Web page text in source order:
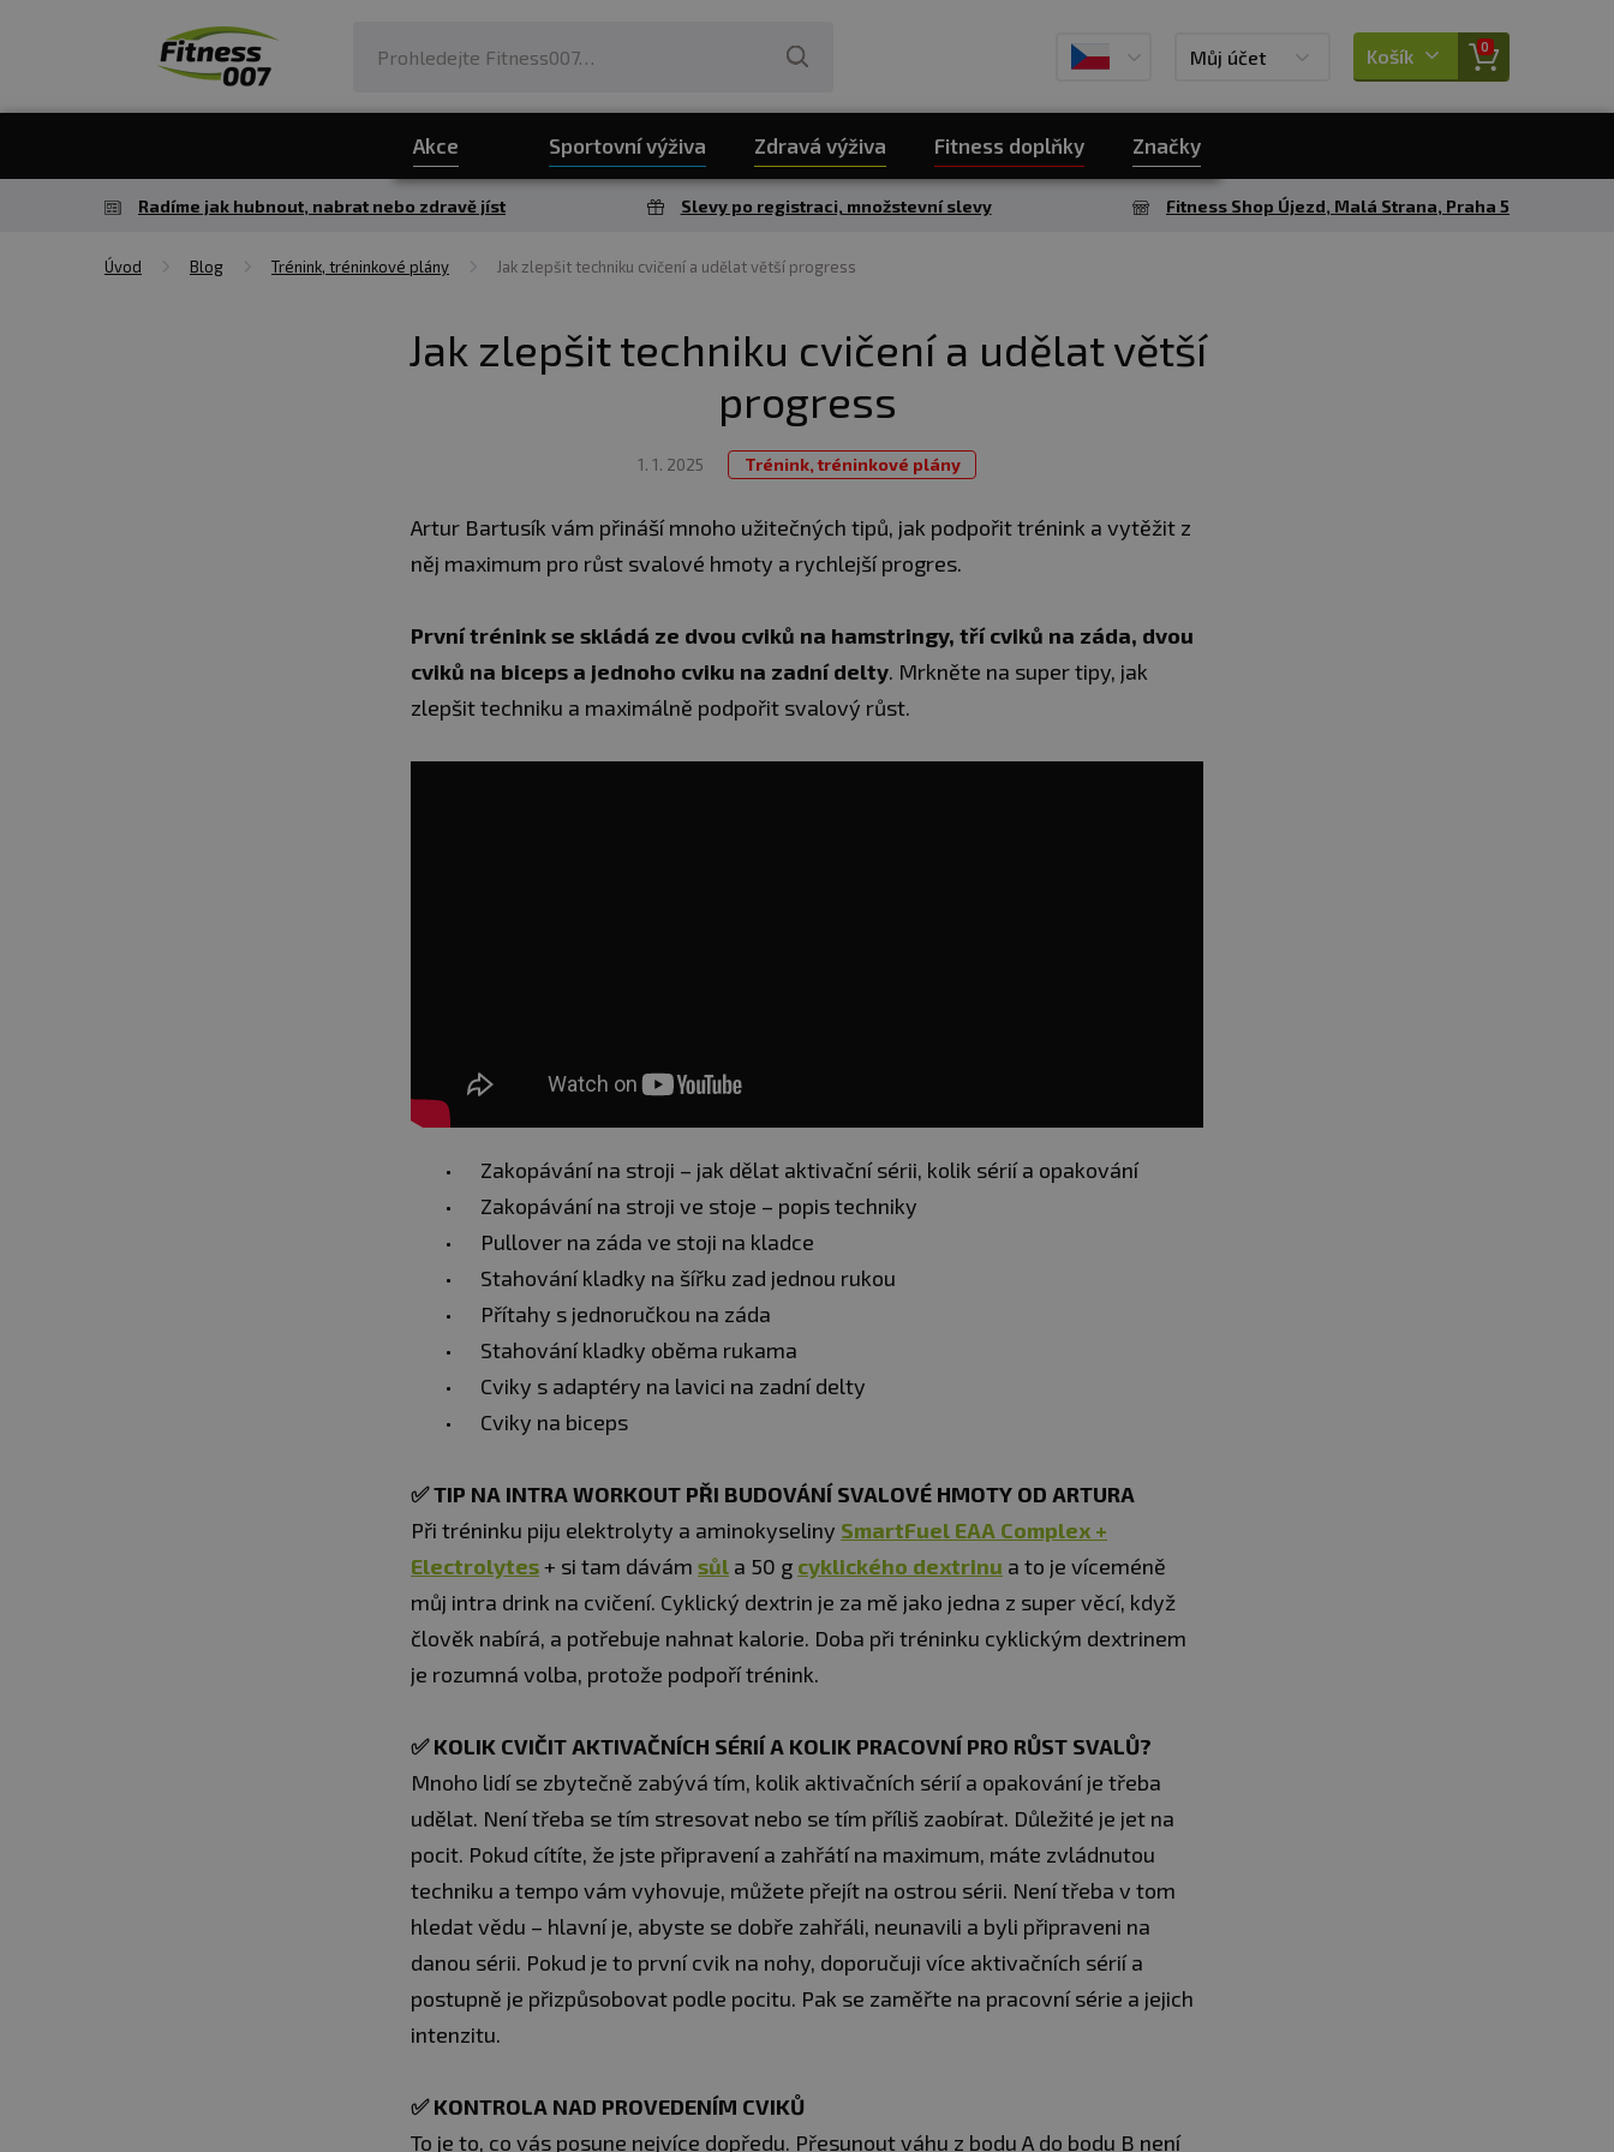
Můj účet Košík 0
Akce Sportovní výživa Zdravá výživa Fitness doplňky Značky
Radíme jak hubnout, nabrat nebo zdravě jíst Slevy po registraci, množstevní slevy Fitness Shop Újezd, Malá Strana, Praha 5
Úvod Blog Trénink, tréninkové plány Jak zlepšit techniku cvičení a udělat větší progress
Jak zlepšit techniku cvičení a udělat větší
progress
1. 1. 2025 Trénink, tréninkové plány
Artur Bartusík vám přináší mnoho užitečných tipů, jak podpořit trénink a vytěžit z
něj maximum pro růst svalové hmoty a rychlejší progres.
První trénink se skládá ze dvou cviků na hamstringy, tří cviků na záda, dvou
cviků na biceps a jednoho cviku na zadní delty. Mrkněte na super tipy, jak
zlepšit techniku a maximálně podpořit svalový růst.
Zakopávání na stroji – jak dělat aktivační sérii, kolik sérií a opakování
Zakopávání na stroji ve stoje – popis techniky
Pullover na záda ve stoji na kladce
Stahování kladky na šířku zad jednou rukou
Přítahy s jednoručkou na záda
Stahování kladky oběma rukama
Cviky s adaptéry na lavici na zadní delty
Cviky na biceps
✅TIP NA INTRA WORKOUT PŘI BUDOVÁNÍ SVALOVÉ HMOTY OD ARTURA
Při tréninku piju elektrolyty a aminokyseliny SmartFuel EAA Complex +
Electrolytes+ si tam dávám sůl a 50 g cyklického dextrinu a to je víceméně
můj intra drink na cvičení. Cyklický dextrin je za mě jako jedna z super věcí, když
člověk nabírá, a potřebuje nahnat kalorie. Doba při tréninku cyklickým dextrinem
je rozumná volba, protože podpoří trénink.
✅KOLIK CVIČIT AKTIVAČNÍCH SÉRIÍ A KOLIK PRACOVNÍ PRO RŮST SVALŮ?
Mnoho lidí se zbytečně zabývá tím, kolik aktivačních sérií a opakování je třeba
udělat. Není třeba se tím stresovat nebo se tím příliš zaobírat. Důležité je jet na
pocit. Pokud cítíte, že jste připravení a zahřátí na maximum, máte zvládnutou
techniku a tempo vám vyhovuje, můžete přejít na ostrou sérii. Není třeba v tom
hledat vědu – hlavní je, abyste se dobře zahřáli, neunavili a byli připraveni na
danou sérii. Pokud je to první cvik na nohy, doporučuji více aktivačních sérií a
postupně je přizpůsobovat podle pocitu. Pak se zaměřte na pracovní série a jejich
intenzitu.
✅KONTROLA NAD PROVEDENÍM CVIKŮ
To je to, co vás posune nejvíce dopředu. Přesunout váhu z bodu A do bodu B není